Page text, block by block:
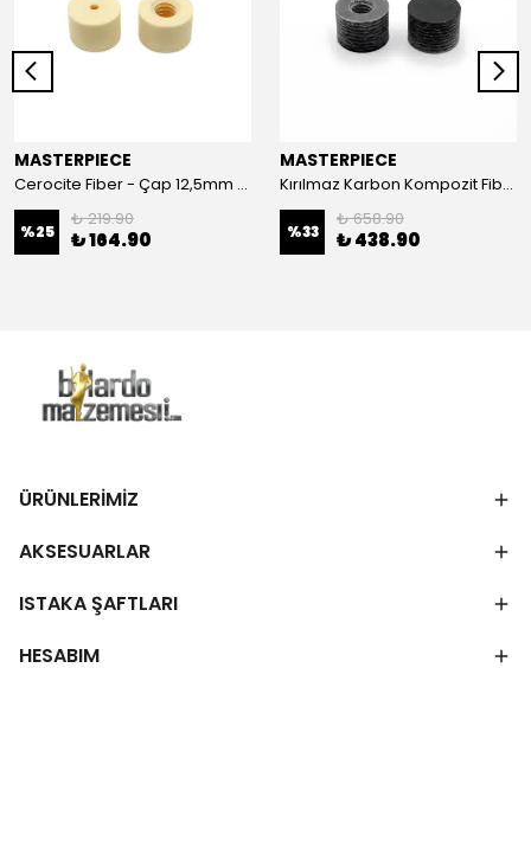
MASTERPIECE
Cerocite Fiber - Çap 12,5mm / Yülseklik 8,6mm (Fildişi)
%25
₺ 219.90
₺ 164.90
MASTERPIECE
Kırılmaz Karbon Kompozit Fiber (Renk - Kırçıllı Siyah)
%33
₺ 658.90
₺ 438.90
ÜRÜNLERİMİZ
AKSESUARLAR
ISTAKA ŞAFTLARI
HESABIM